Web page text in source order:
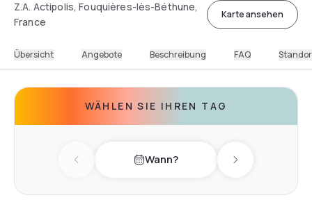
Z.A. Actipolis, Fouquières-lès-Béthune,
France
Karte ansehen
Übersicht Angebote Beschreibung FAQ
WÄHLEN SIE IHREN TAG
Previous day Wann? Next day